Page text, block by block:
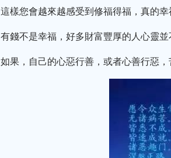
這樣您會越來越感受到修福得福，真的幸
有錢不是幸福，好多財富豐厚的人心靈並
如果，自己的心惡行善，或者心善行惡